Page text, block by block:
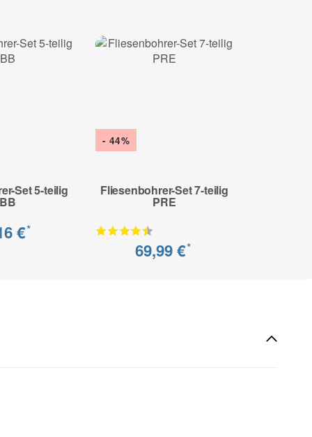
Set 5-teilig
€*
- 44%
Fliesenbohrer-Set 7-teilig
PRE
69,99 €*